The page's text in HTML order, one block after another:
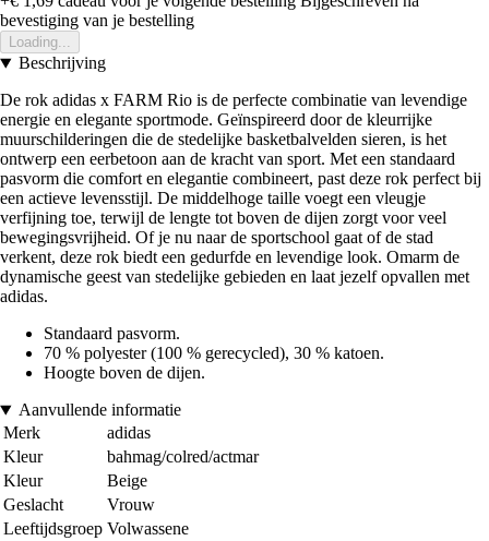
bevestiging van je bestelling
Loading...
Beschrijving
De rok adidas x FARM Rio is de perfecte combinatie van levendige
energie en elegante sportmode. Geïnspireerd door de kleurrijke
muurschilderingen die de stedelijke basketbalvelden sieren, is het
ontwerp een eerbetoon aan de kracht van sport. Met een standaard
pasvorm die comfort en elegantie combineert, past deze rok perfect bij
een actieve levensstijl. De middelhoge taille voegt een vleugje
verfijning toe, terwijl de lengte tot boven de dijen zorgt voor veel
bewegingsvrijheid. Of je nu naar de sportschool gaat of de stad
verkent, deze rok biedt een gedurfde en levendige look. Omarm de
dynamische geest van stedelijke gebieden en laat jezelf opvallen met
adidas.
Standaard pasvorm.
70 % polyester (100 % gerecycled), 30 % katoen.
Hoogte boven de dijen.
Aanvullende informatie
Merk
adidas
Kleur
bahmag/colred/actmar
Kleur
Beige
Geslacht
Vrouw
Leeftijdsgroep Volwassene